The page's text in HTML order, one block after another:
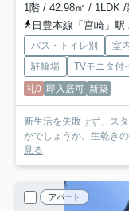
1階 / 42.98㎡ / 1LDK /
日豊本線「宮崎」
バス・トイレ別 室
駐輪場
TVモニタ付
礼0 即入居可 新築
新生活を失敗せず、ス
がでしょうか。生乾き
見る
アパート